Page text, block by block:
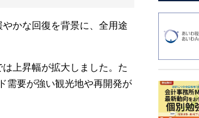
かな回復を背景に、全用途
上昇幅が拡大しました。た
需要が強い観光地や再開発が